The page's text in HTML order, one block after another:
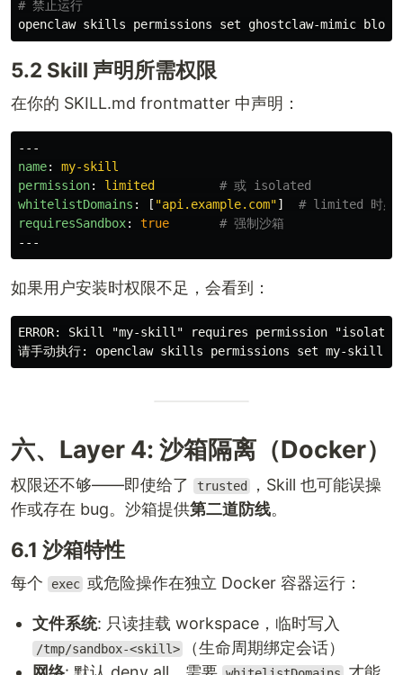
# 禁止运行
openclaw skills permissions set
5.2 Skill 声明所需权限
在你的 SKILL.md frontmatter 中声明：
---
name:
my-skill
permission: limited
# 或 isolated
whitelistDomains : [ "api.example.com"]
# limited 时必
requiresSandbox: true
# 强制沙箱
---
如果用户安装时权限不足，会看到：
ERROR: Skill "my-skill" requires permission
六、Layer 4: 沙箱隔离（Docker）
权限还不够——即使给了 trusted
，Skill 也可能误操
作或存在 bug。沙箱提供第二道防线。
6.1 沙箱特性
每个 exec 或危险操作在独立 Docker 容器运行：
文件系统: 只读挂载 workspace，临时写入
/tmp/sandbox-<skill>
（生命周期绑定会话）